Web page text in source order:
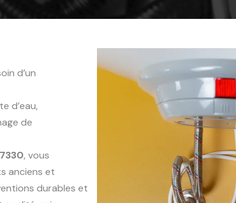
d’un
d’eau,
de
, vous
anciens et
durables et